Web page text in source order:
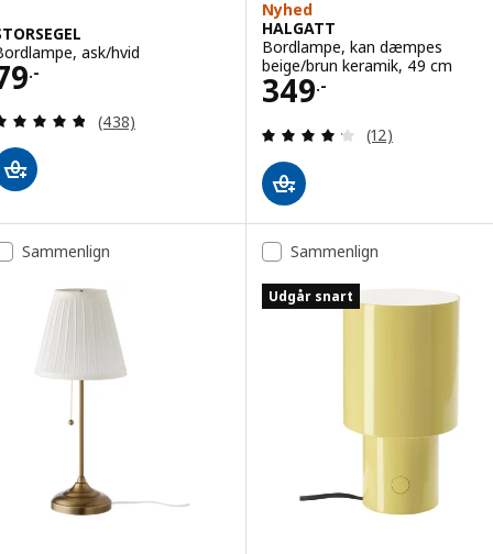
ask/hvid
.- 79.-
Anmeld: 4.8 ud af 5 Stjerner. Anmeldelser i alt:
(438)
Nyhed
HALGATT
Bordlampe, kan dæmpes
beige/brun keramik, 49 cm
349.-
Pris 349.-
Anmeld: 4.2 ud
(12)
Sammenlign Sammenlign
Udgår snart